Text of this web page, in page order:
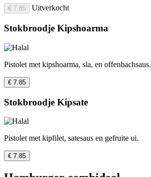
€ 7.85 Uitverkocht
Stokbroodje Kipshoarma
Pistolet met kipshoarma, sla, en offenbachsaus.
€ 7.85
Stokbroodje Kipsate
Pistolet met kipfilet, satesaus en gefruite ui.
€ 7.85